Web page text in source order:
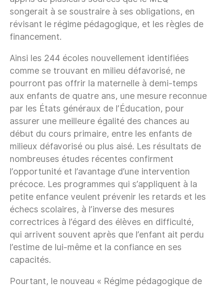
songerait à se soustraire à ses obligations, en
révisant le régime pédagogique, et les règles de
financement.
Ainsi les 244 écoles nouvellement identifiées
comme se trouvant en milieu défavorisé, ne
pourront pas offrir la maternelle à demi-temps
aux enfants de quatre ans, une mesure reconnue
par les États généraux de l’Éducation, pour
assurer une meilleure égalité des chances au
début du cours primaire, entre les enfants de
milieux défavorisé ou plus aisé. Les résultats de
nombreuses études récentes confirment
l’opportunité et l’avantage d’une intervention
précoce. Les programmes qui s’appliquent à la
petite enfance veulent prévenir les retards et les
échecs scolaires, à l’inverse des mesures
correctrices à l’égard des élèves en difficulté,
qui arrivent souvent après que l’enfant ait perdu
l’estime de lui-même et la confiance en ses
capacités.
Pourtant, le nouveau « Régime pédagogique de